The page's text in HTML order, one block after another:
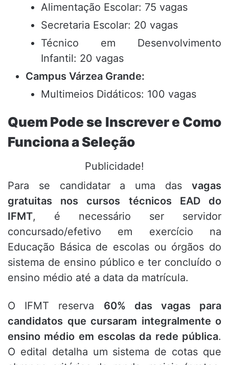
Alimentação Escolar: 75 vagas
Secretaria Escolar: 20 vagas
Técnico em Desenvolvimento
Infantil: 20 vagas
Campus Várzea Grande:
Multimeios Didáticos: 100 vagas
Quem Pode se Inscrever e Como
Funciona a Seleção
Publicidade!
Para se candidatar a uma das vagas
gratuitas nos cursos técnicos EAD do
IFMT, é necessário ser servidor
concursado/efetivo em exercício na
Educação Básica de escolas ou órgãos do
sistema de ensino público e ter concluído o
ensino médio até a data da matrícula.
O IFMT reserva 60% das vagas para
candidatos que cursaram integralmente o
ensino médio em escolas da rede pública.
O edital detalha um sistema de cotas que